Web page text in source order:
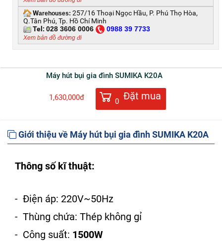
Warehouses: 257/16 Thoại Ngọc Hầu, P. Phú Thọ Hòa,
Q.Tân Phú, Tp. Hồ Chí Minh
Tel: 028 3606 0006 0988 39 7733
Xem bản đồ đường đi
Máy hút bụi gia đình SUMIKA K20A
1,630,000đ 0 Đặt mua
Giới thiệu về Máy hút bụi gia đình SUMIKA K20A
Thông số kĩ thuật:
- Điện áp: 220V~50Hz
- Thùng chứa: Thép không gỉ
- Công suất: 1500W